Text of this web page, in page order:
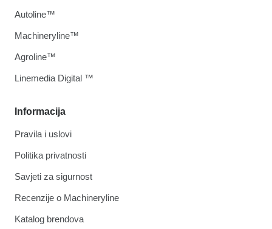
Informacija
Pravila i uslovi
Politika privatnosti
Savjeti za sigurnost
Recenzije o Machineryline
Katalog brendova
Autoline™
Machineryline™
Agroline™
Linemedia Digital ™